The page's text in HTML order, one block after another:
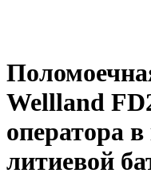
Wellland
оператора
литиевой